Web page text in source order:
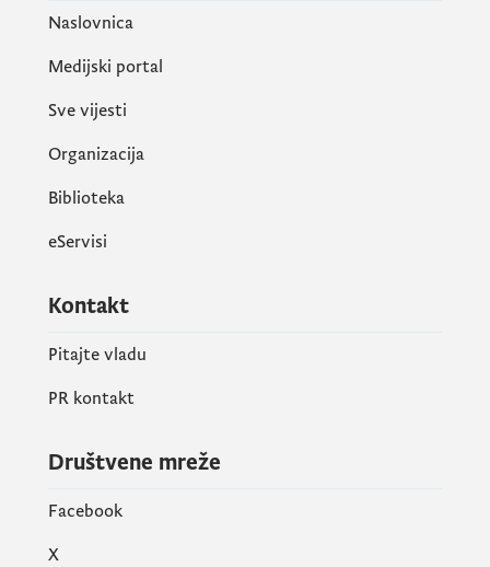
Naslovnica
Medijski portal
Sve vijesti
Organizacija
Biblioteka
eServisi
Kontakt
Pitajte vladu
PR kontakt
Društvene mreže
Facebook
X